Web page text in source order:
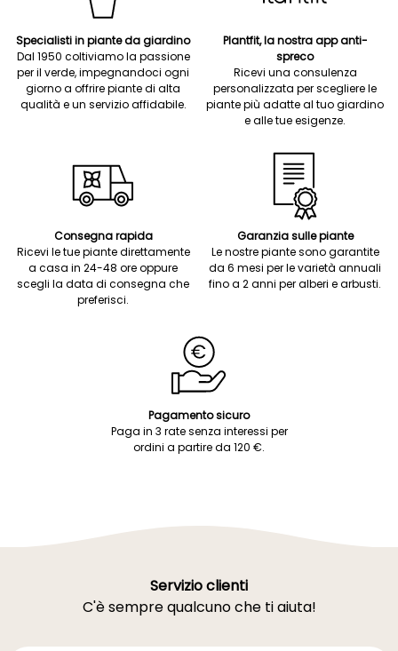
Specialisti in piante da giardino
Dal 1950 coltiviamo la passione
per il verde, impegnandoci ogni
giorno a offrire piante di alta
qualità e un servizio affidabile.
Plantfit, la nostra app anti-
spreco
Ricevi una consulenza
personalizzata per scegliere le
piante più adatte al tuo giardino
e alle tue esigenze.
Consegna rapida
Ricevi le tue piante direttamente
a casa in 24-48 ore oppure
scegli la data di consegna che
preferisci.
Garanzia sulle piante
Le nostre piante sono garantite
da 6 mesi per le varietà annuali
fino a 2 anni per alberi e arbusti.
Pagamento sicuro
Paga in 3 rate senza interessi per
ordini a partire da 120 €.
Servizio clienti
C'è sempre qualcuno che ti aiuta!